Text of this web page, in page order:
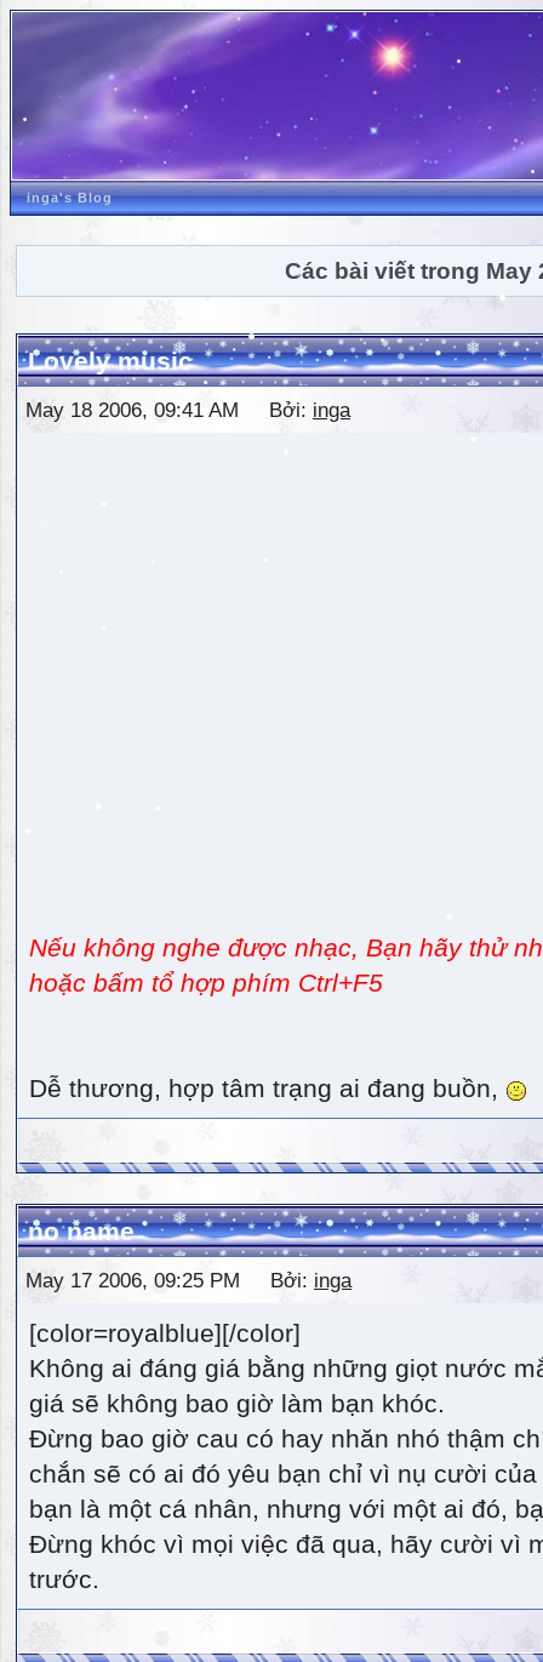
inga's Blog
Các bài viết trong May
Lovely music
May 18 2006, 09:41 AM Bởi: inga
Nếu không nghe được nhạc, Bạn hãy thử
hoặc bấm tổ hợp phím Ctrl+F5
Dễ thương, hợp tâm trạng ai đang buồn,
no name
May 17 2006, 09:25 PM Bởi: inga
[color=royalblue][/color]
Không ai đáng giá bằng những giọt nước
giá sẽ không bao giờ làm bạn khóc.
Đừng bao giờ cau có hay nhăn nhó thậm
chắn sẽ có ai đó yêu bạn chỉ vì nụ cười
bạn là một cá nhân, nhưng với một ai đó,
Đừng khóc vì mọi việc đã qua, hãy cười vì
trước.